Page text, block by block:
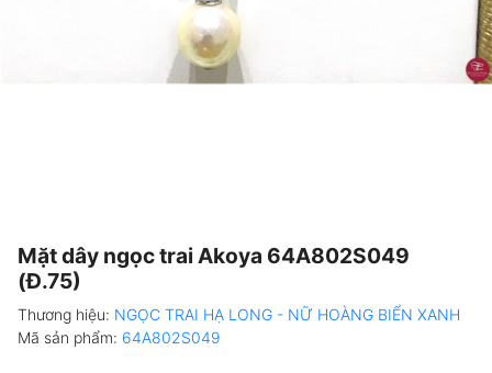
Mặt dây ngọc trai Akoya 64A802S049
(Đ.75)
Thương hiệu: NGỌC TRAI HẠ LONG - NỮ HOÀNG BIỂN XANH
Mã sản phẩm: 64A802S049